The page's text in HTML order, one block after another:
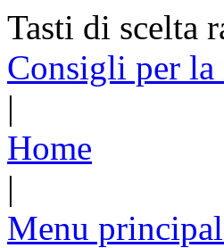
Tasti di scelta
Consigli per la
|
Home
|
Menu